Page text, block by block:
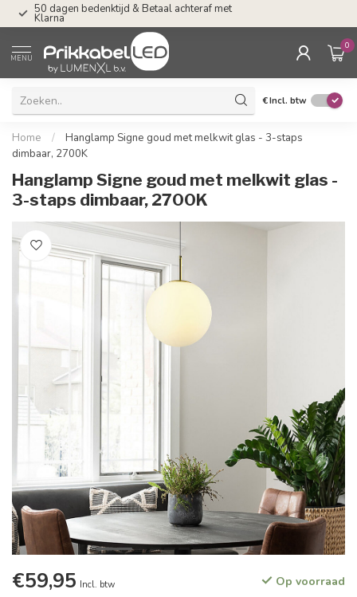
50 dagen bedenktijd & Betaal achteraf met
Klarna
MENU
0
€Incl. btw
Home /
Hanglamp Signe goud met melkwit glas - 3-staps
dimbaar, 2700K
Hanglamp Signe goud met melkwit glas -
3-staps dimbaar, 2700K
€59,95 Incl. btw Op voorraad